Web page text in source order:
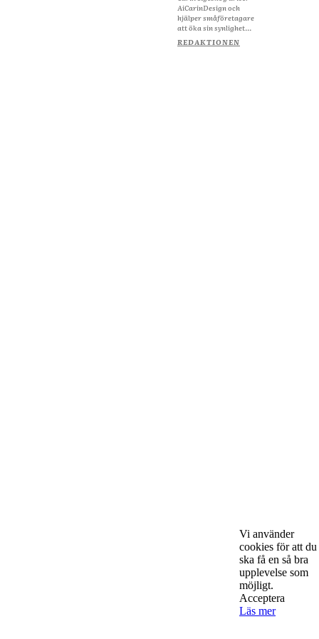
AiCarinDesign och
hjälper småföretagare
att öka sin synlighet...
REDAKTIONEN
StartUp Media Karlbergs Strand 15, 171 73 Solna. Telefon 08-52
00 59 94 www.startup-media.se info@startaochdriva.se
Vi använder
cookies för att du
ska få en så bra
upplevelse som
möjligt.
Acceptera
Läs mer